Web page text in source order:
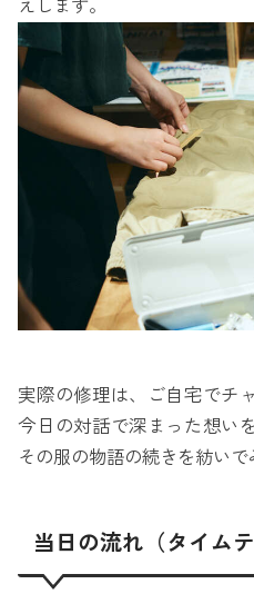
えします。
実際の修理は、ご自宅でチ
今日の対話で深まった想い
その服の物語の続きを紡いで
当日の流れ（タイム